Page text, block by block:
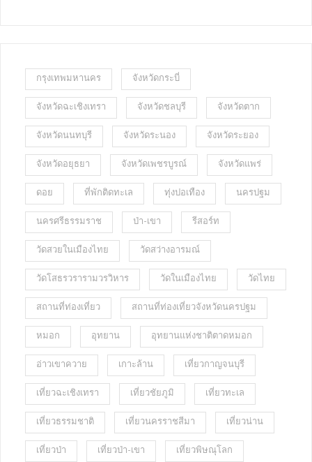
กรุงเทพมหานคร จังหวัดกระบี่
จังหวัดฉะเชิงเทรา จังหวัดชลบุรี จังหวัดตาก
จังหวัดนนทบุรี จังหวัดระนอง จังหวัดระยอง
จังหวัดอยุธยา จังหวัดเพชรบูรณ์ จังหวัดแพร่
ดอย ที่พักติดทะเล ทุ่งปอเทือง นครปฐม
นครศรีธรรมราช ป่า-เขา รีสอร์ท
วัดสวยในเมืองไทย วัดสว่างอารมณ์
วัดโสธรวรารามวรวิหาร วัดในเมืองไทย วัดไทย
สถานที่ท่องเที่ยว สถานที่ท่องเที่ยวจังหวัดนครปฐม
หมอก อุทยาน อุทยานแห่งชาติตาดหมอก
อ่าวเขาควาย เกาะล้าน เที่ยวกาญจนบุรี
เที่ยวฉะเชิงเทรา เที่ยวชัยภูมิ เที่ยวทะเล
เที่ยวธรรมชาติ เที่ยวนครราชสีมา เที่ยวน่าน
เที่ยวป่า เที่ยวป่า-เขา เที่ยวพิษณุโลก